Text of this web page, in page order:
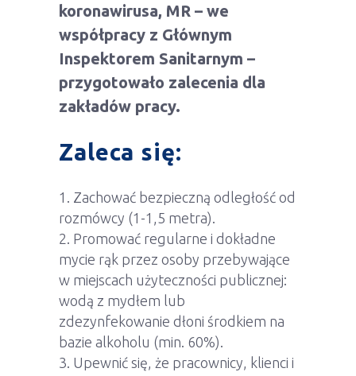
koronawirusa, MR – we
współpracy z Głównym
Inspektorem Sanitarnym –
przygotowało zalecenia dla
zakładów pracy.
Zaleca się:
Zachować bezpieczną odległość od
rozmówcy (1-1,5 metra).
Promować regularne i dokładne
mycie rąk przez osoby przebywające
w miejscach użyteczności publicznej:
wodą z mydłem lub
zdezynfekowanie dłoni środkiem na
bazie alkoholu (min. 60%).
Upewnić się, że pracownicy, klienci i